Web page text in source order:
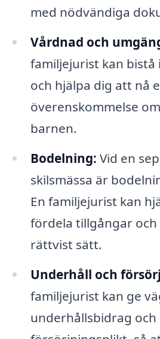
med nödvändiga
Vårdnad och
familjejurist kan
och hjälpa dig att nå
överenskommelse
barnen.
Bodelning: Vid en
skilsmässa är
En familjejurist kan
fördela tillgångar
rättvist sätt.
Underhåll och
familjejurist kan ge
underhållsbidrag och